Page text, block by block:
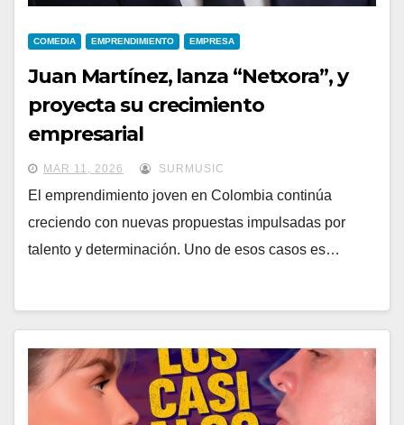
COMEDIA EMPRENDIMIENTO EMPRESA
Juan Martínez, lanza “Netxora”, y
proyecta su crecimiento
empresarial
MAR 11, 2026 SURMUSIC
El emprendimiento joven en Colombia continúa
creciendo con nuevas propuestas impulsadas por
talento y determinación. Uno de esos casos es…